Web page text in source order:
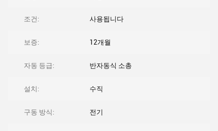
조건: 사용됩니다
보증: 12개월
자동 등급: 반자동식 소총
설치: 수직
구동 방식: 전기